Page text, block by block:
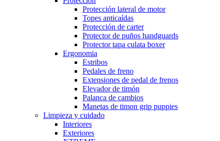
Protección lateral de motor
Topes anticaídas
Protección de carter
Protector de puños handguards
Protector tapa culata boxer
Ergonomia
Estribos
Pedales de freno
Extensiones de pedal de frenos
Elevador de timón
Palanca de cambios
Manetas de timon grip puppies
Limpieza y cuidado
Interiores
Exteriores